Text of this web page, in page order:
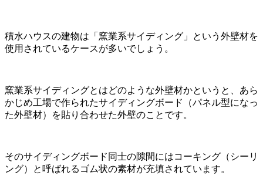
積水ハウスの建物は「窯業系サイディング」という外壁材を
使用されているケースが多いでしょう。
窯業系サイディングとはどのような外壁材かというと、あら
かじめ工場で作られたサイディングボード（パネル型になっ
た外壁材）を貼り合わせた外壁のことです。
そのサイディングボード同士の隙間にはコーキング（シーリ
ング）と呼ばれるゴム状の素材が充填されています。